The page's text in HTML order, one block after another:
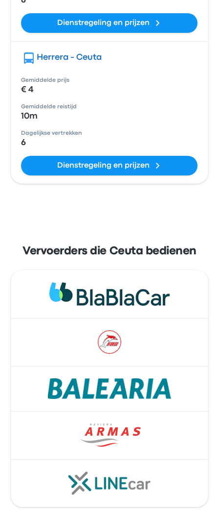
Dienstregeling en prijzen
Herrera - Ceuta
Gemiddelde prijs
€ 4
Gemiddelde reistijd
10m
Dagelijkse vertrekken
6
Dienstregeling en prijzen
Vervoerders die Ceuta bedienen